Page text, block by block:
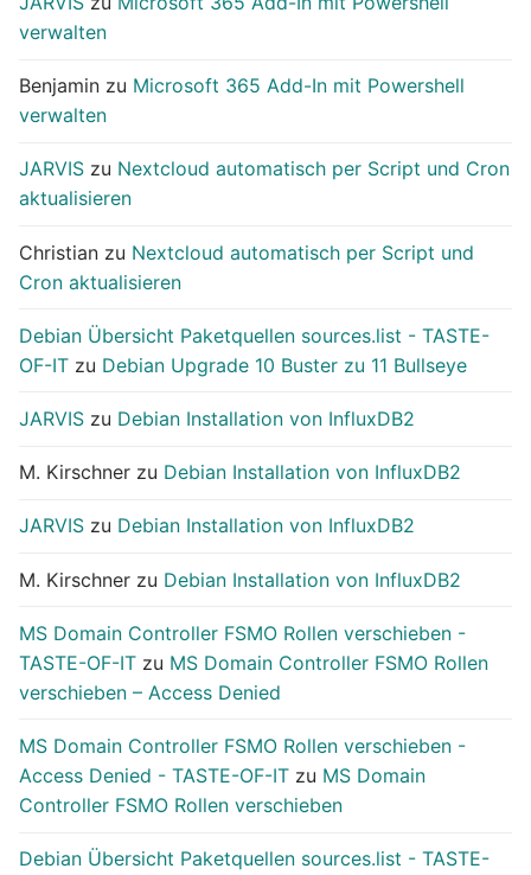
verwalten
Benjamin zu Microsoft 365 Add-In mit Powershell
verwalten
JARVIS zu Nextcloud automatisch per Script und Cron
aktualisieren
Christian zu Nextcloud automatisch per Script und
Cron aktualisieren
Debian Übersicht Paketquellen sources.list - TASTE-
OF-IT zu Debian Upgrade 10 Buster zu 11 Bullseye
JARVIS zu Debian Installation von InfluxDB2
M. Kirschner zu Debian Installation von InfluxDB2
JARVIS zu Debian Installation von InfluxDB2
M. Kirschner zu Debian Installation von InfluxDB2
MS Domain Controller FSMO Rollen verschieben -
TASTE-OF-IT zu MS Domain Controller FSMO Rollen
verschieben – Access Denied
MS Domain Controller FSMO Rollen verschieben -
Access Denied - TASTE-OF-IT zu MS Domain
Controller FSMO Rollen verschieben
Debian Übersicht Paketquellen sources.list - TASTE-